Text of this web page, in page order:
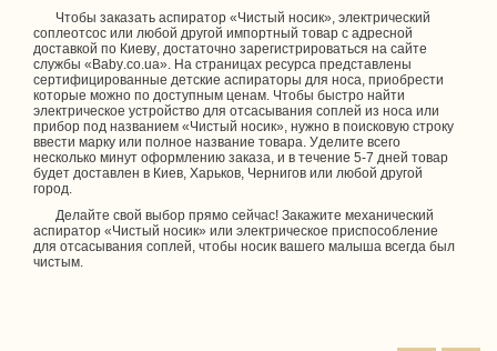
Чтобы заказать аспиратор «Чистый носик», электрический
соплеотсос или любой другой импортный товар с адресной
доставкой по Киеву, достаточно зарегистрироваться на сайте
службы «Baby.co.ua». На страницах ресурса представлены
сертифицированные детские аспираторы для носа, приобрести
которые можно по доступным ценам. Чтобы быстро найти
электрическое устройство для отсасывания соплей из носа или
прибор под названием «Чистый носик», нужно в поисковую строку
ввести марку или полное название товара. Уделите всего
несколько минут оформлению заказа, и в течение 5-7 дней товар
будет доставлен в Киев, Харьков, Чернигов или любой другой
город.
Делайте свой выбор прямо сейчас! Закажите механический
аспиратор «Чистый носик» или электрическое приспособление
для отсасывания соплей, чтобы носик вашего малыша всегда был
чистым.